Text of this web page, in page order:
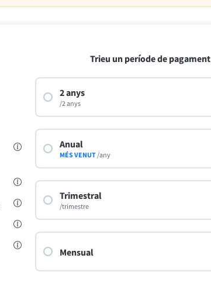
Trieu un període de pagament
2 anys
/2 anys
Anual
MÉS VENUT /any
Trimestral
/trimestre
Mensual